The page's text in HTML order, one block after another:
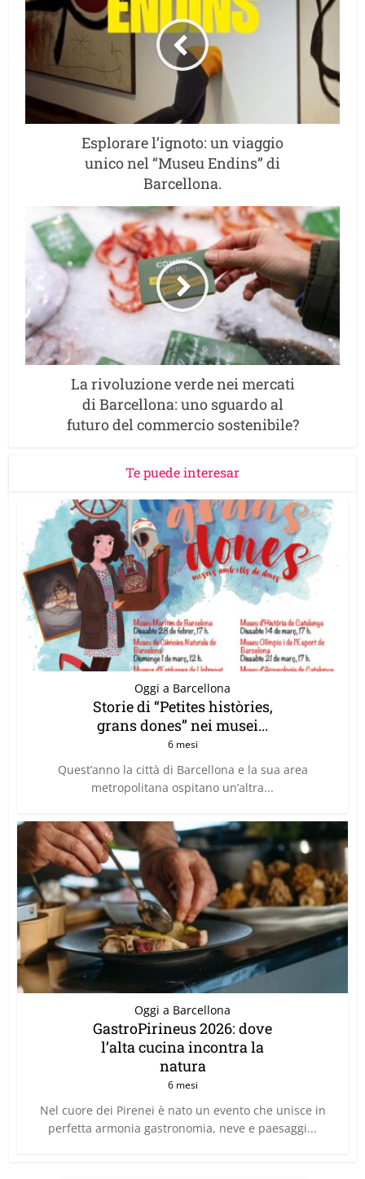
Esplorare l’ignoto: un viaggio
unico nel “Museu Endins” di
Barcellona.
La rivoluzione verde nei mercati
di Barcellona: uno sguardo al
futuro del commercio sostenibile?
Te puede interesar
Oggi a Barcellona
Storie di “Petites històries,
grans dones” nei musei...
6 mesi
Quest’anno la città di Barcellona e la sua area
metropolitana ospitano un’altra...
Oggi a Barcellona
GastroPirineus 2026: dove
l’alta cucina incontra la
natura
6 mesi
Nel cuore dei Pirenei è nato un evento che unisce in
perfetta armonia gastronomia, neve e paesaggi...